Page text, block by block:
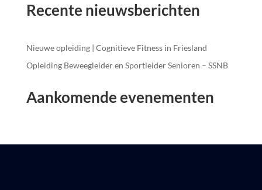
Recente nieuwsberichten
Nieuwe opleiding | Cognitieve Fitness in Friesland
Opleiding Beweegleider en Sportleider Senioren – SSNB
Aankomende evenementen